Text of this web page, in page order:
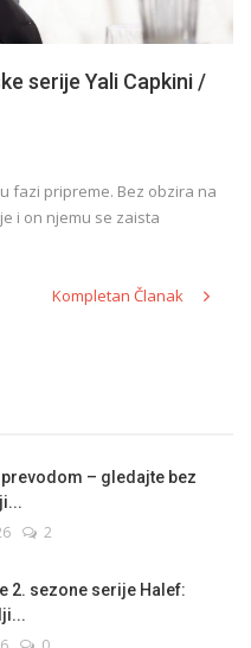
serije Yali Capkini /
fazi pripreme. Bez obzira na
i on njemu se zaista
Kompletan Članak
– gledajte bez
2
2. sezone serije Halef: